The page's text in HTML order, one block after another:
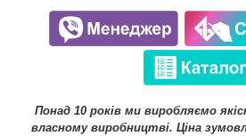
Понад 10 років ми виробляємо
власному виробництві. Ціна